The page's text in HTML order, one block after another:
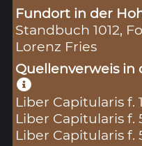
Fundort in der
Standbuch 1012,
Lorenz Fries
Quellenverweis in
Liber Capitularis f.
Liber Capitularis f.
Liber Capitularis f.